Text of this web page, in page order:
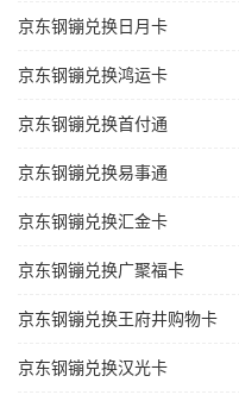
京东钢镚兑换日月卡
京东钢镚兑换鸿运卡
京东钢镚兑换首付通
京东钢镚兑换易事通
京东钢镚兑换汇金卡
京东钢镚兑换广聚福卡
京东钢镚兑换王府井购物卡
京东钢镚兑换汉光卡